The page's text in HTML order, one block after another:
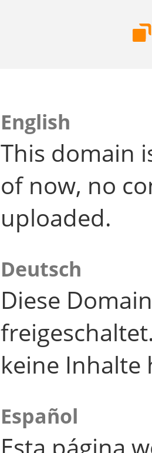
English
This domain
of now, no
uploaded.
Deutsch
Diese
keine Inhalte
Español